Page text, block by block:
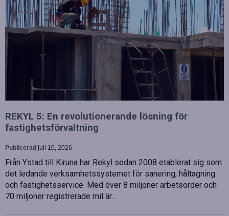
REKYL 5: En revolutionerande lösning för
fastighetsförvaltning
Publicerad juli 10, 2026
Från Ystad till Kiruna har Rekyl sedan 2008 etablerat sig som
det ledande verksamhetssystemet för sanering, håltagning
och fastighetsservice. Med över 8 miljoner arbetsorder och
70 miljoner registrerade mil är…